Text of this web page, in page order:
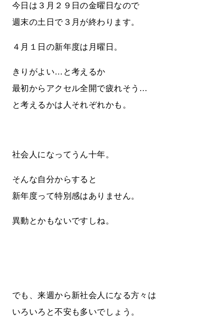
今日は３月２９日の金曜日なので
週末の土日で３月が終わります。
４月１日の新年度は月曜日。
きりがよい…と考えるか
最初からアクセル全開で疲れそう…
と考えるかは人それぞれかも。
社会人になってうん十年。
そんな自分からすると
新年度って特別感はありません。
異動とかもないですしね。
でも、来週から新社会人になる方々は
いろいろと不安も多いでしょう。